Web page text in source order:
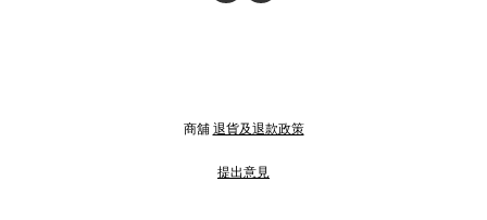
商舖 退貨及退款政策
提出意見